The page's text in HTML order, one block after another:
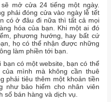
mở cửa 24 tiếng một ngày.
phải đóng cửa vào ngày lễ tết
có ở đâu đi nữa thì tất cả mọi
hóa của bạn. Khi một ai đó
phương hướng, hay bất cứ
họ có thể nhận được những
làm phiền tới bạn.
có một website, bạn có thể
mình mà không cần thuê
phải tiêu thêm một khoản tiền
như bảo hiểm cho nhân viên
bán hàng và dịch vụ.